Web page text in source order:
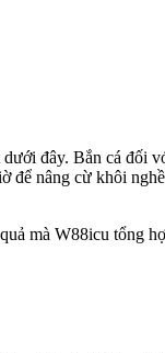
đây. Bắn cá
nâng cừ khôi
mà W88icu tổng